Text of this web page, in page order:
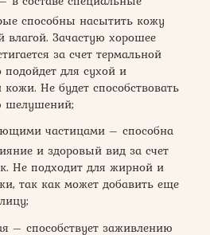
способны насытить кожу
влагой. Зачастую хорошее
за счет термальной
для сухой и
кожи. Не будет способствовать
шелушений;
частицами – способна
и здоровый вид за счет
Не подходит для жирной и
так как может добавить еще
– способствует заживлению